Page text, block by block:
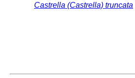
Castrella (Castrella) truncata